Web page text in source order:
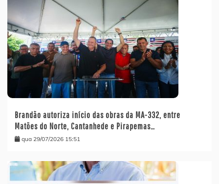
Brandão autoriza início das obras da MA-332, entre
Matões do Norte, Cantanhede e Pirapemas…
qua 29/07/2026 15:51